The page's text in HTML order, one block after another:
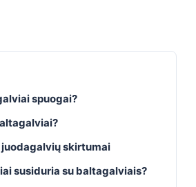
spuogai?
skirtumai
susiduria su baltagalviais?